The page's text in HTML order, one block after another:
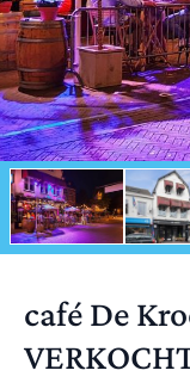
café De